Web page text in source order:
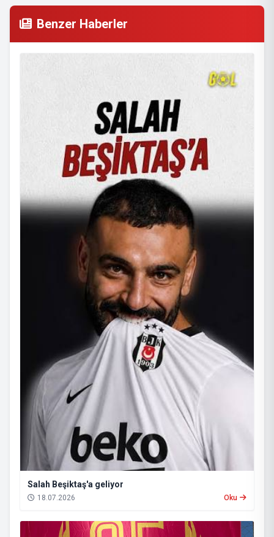
Benzer Haberler
Salah Beşiktaş'a geliyor
18.07.2026 Oku